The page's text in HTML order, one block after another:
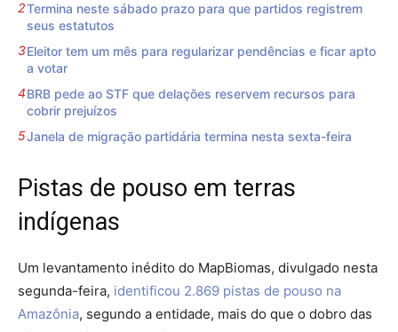
Termina neste sábado prazo para que partidos registrem
seus estatutos
Eleitor tem um mês para regularizar pendências e ficar apto
a votar
BRB pede ao STF que delações reservem recursos para
cobrir prejuízos
Janela de migração partidária termina nesta sexta-feira
Pistas de pouso em terras
indígenas
Um levantamento inédito do MapBiomas, divulgado nesta
segunda-feira, identificou 2.869 pistas de pouso na
Amazônia, segundo a entidade, mais do que o dobro das